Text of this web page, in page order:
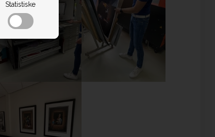
Statistiske